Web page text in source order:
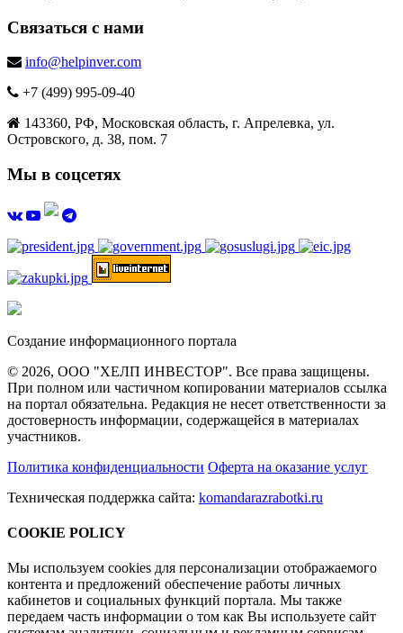
Связаться с нами
info@helpinver.com
+7 (499) 995-09-40
143360, РФ, Московская область, г. Апрелевка, ул.
Островского, д. 38, пом. 7
Мы в соцсетях
Создание информационного портала
© 2026, ООО "ХЕЛП ИНВЕСТОР". Все права защищены.
При полном или частичном копировании материалов ссылка
на портал обязательна. Редакция не несет ответственности за
достоверность информации, содержащейся в материалах
участников.
Политика конфиденциальности Оферта на оказание услуг
Техническая поддержка сайта: komandarazrabotki.ru
COOKIE POLICY
Мы используем cookies для персонализации отображаемого
контента и предложений обеспечение работы личных
кабинетов и социальных функций портала. Мы также
передаем часть информации о том как Вы используете сайт